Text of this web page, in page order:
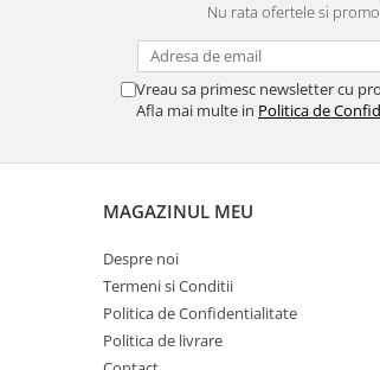
Nu rata ofertele si
Vreau sa primesc newsletter cu
Afla mai multe in Politica de
MAGAZINUL MEU
Despre noi
Termeni si Conditii
Politica de Confidentialitate
Politica de livrare